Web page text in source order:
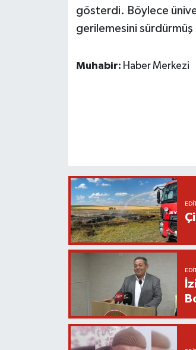
gösterdi. Böylece
gerilemesini sürdürmüş
Muhabir: Haber Merkezi